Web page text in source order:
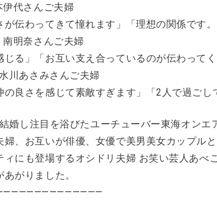
代さんご夫婦
が伝わってきて憧れます」「理想の関係です。
明奈さんご夫婦
じる」「お互い支え合っているのが伝わってく
川あさみさんご夫婦
の良さを感じて素敵すぎます」「2人で過ごし
婚し注目を浴びたユーチューバー東海オンエ
婦、お互いが俳優、女優で美男美女カップル
ィにも登場するオシドリ夫婦 お笑い芸人あべ
がりました。